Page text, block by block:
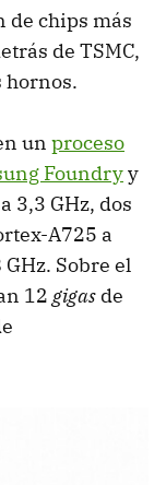
de chips más
de TSMC,
hornos.
un proceso
Foundryy
3,3 GHz, dos
A725 a
Sobre el
12 gigas de